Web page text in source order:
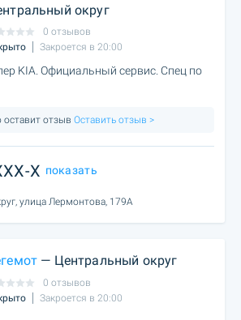
округ
0 отзывов
Закроется в 20:00
KIA. Официальный сервис. Спец по
оставит отзыв Оставить отзыв >
X показать
улица Лермонтова, 179А
— Центральный округ
0 отзывов
Закроется в 20:00